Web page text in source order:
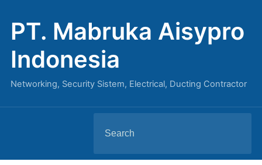
PT. Mabruka Aisypro
Indonesia
Networking, Security Sistem, Electrical, Ducting Contractor
for: